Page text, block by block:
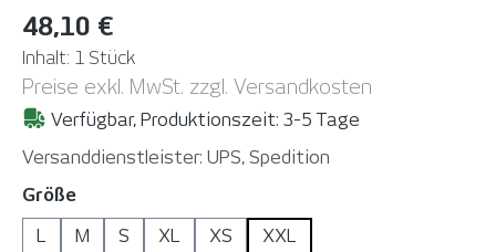
48,10 €
Inhalt: 1 Stück
Preise exkl. MwSt. zzgl. Versandkosten
Verfügbar, Produktionszeit: 3-5 Tage
Versanddienstleister: UPS, Spedition
Größeauswählen
L
M S XL XS XXL